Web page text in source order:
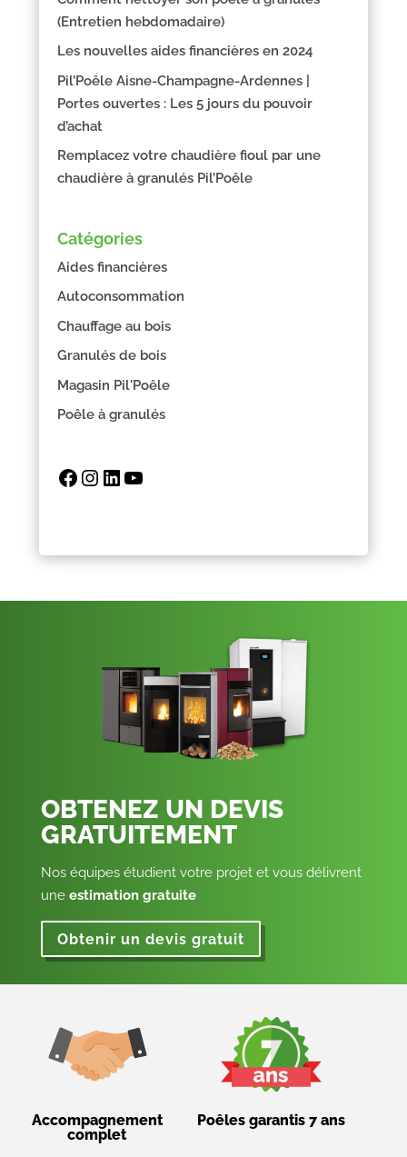
(Entretien hebdomadaire)
Les nouvelles aides financières en 2024
Pil’Poêle Aisne-Champagne-Ardennes |
Portes ouvertes : Les 5 jours du pouvoir
d’achat
Remplacez votre chaudière fioul par une
chaudière à granulés Pil’Poêle
Catégories
Aides financières
Autoconsommation
Chauffage au bois
Granulés de bois
Magasin Pil'Poêle
Poêle à granulés
Facebook
Instagram
LinkedIn
OBTENEZ UN DEVIS
GRATUITEMENT
Nos équipes étudient votre projet et vous délivrent
une estimation gratuite
Obtenir un devis gratuit
Accompagnement
complet
Poêles garantis 7 ans